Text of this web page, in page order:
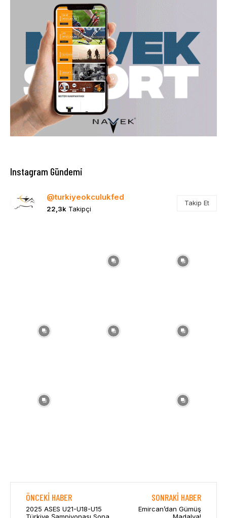
Instagram Gündemi
@turkiyeokculukfed
22,3k Takipçi
Takip Et
ÖNCEKI HABER
2025 ASES U21-U18-U15
Türkiye Şampiyonası Sona
SONRAKI HABER
Emircan’dan Gümüş
Madalya!